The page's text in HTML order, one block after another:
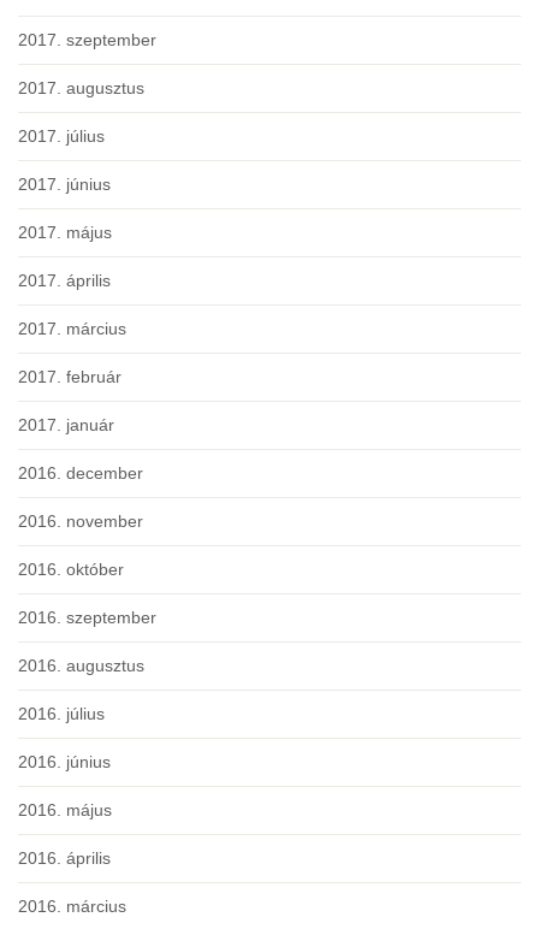
2017. szeptember
2017. augusztus
2017. július
2017. június
2017. május
2017. április
2017. március
2017. február
2017. január
2016. december
2016. november
2016. október
2016. szeptember
2016. augusztus
2016. július
2016. június
2016. május
2016. április
2016. március